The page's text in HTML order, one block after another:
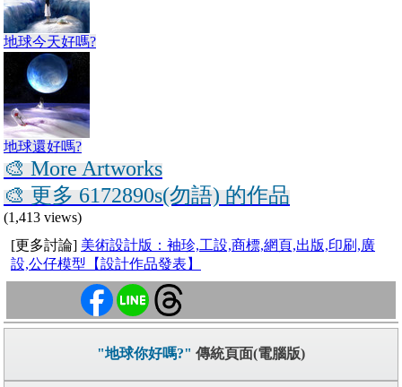
地球今天好嗎?
地球還好嗎?
🎨 More Artworks
🎨 更多 6172890s(勿語) 的作品
(1,413 views)
[更多討論] 美術設計版：袖珍,工設,商標,網頁,出版,印刷,廣
設,公仔模型【設計作品發表】
"地球你好嗎?" 傳統頁面(電腦版)